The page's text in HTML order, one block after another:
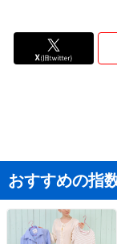
おすすめの指